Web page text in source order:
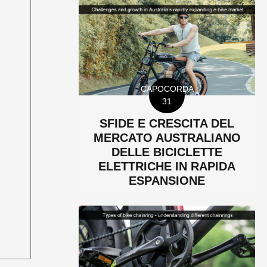
CAPOCORDA
31
SFIDE E CRESCITA DEL
MERCATO AUSTRALIANO
DELLE BICICLETTE
ELETTRICHE IN RAPIDA
ESPANSIONE